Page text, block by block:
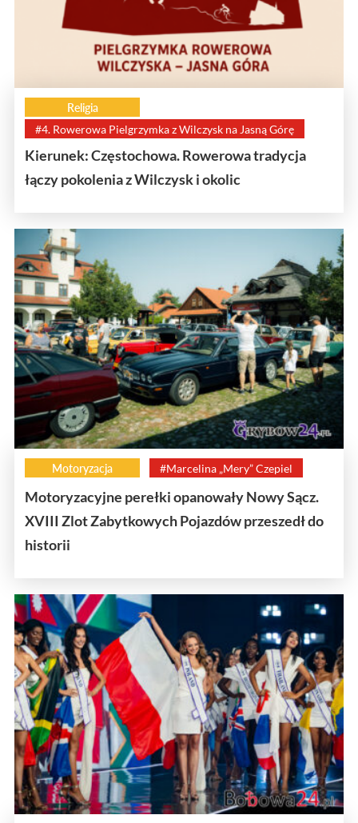
Religia
#4. Rowerowa Pielgrzymka z Wilczysk na Jasną Górę
Kierunek: Częstochowa. Rowerowa tradycja
łączy pokolenia z Wilczysk i okolic
Motoryzacja #Marcelina „Mery” Czepiel
Motoryzacyjne perełki opanowały Nowy Sącz.
XVIII Zlot Zabytkowych Pojazdów przeszedł do
historii